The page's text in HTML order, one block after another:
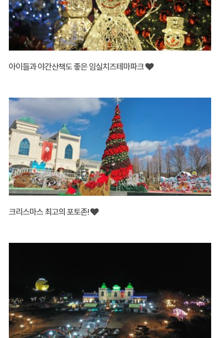
아이들과 야간산책도 좋은 임실치즈테마파크
크리스마스 최고의 포토존!